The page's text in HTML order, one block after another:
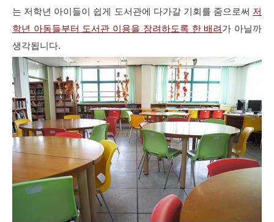
는 저학년 아이들이 쉽게 도서관에 다가갈 기회를 줌으로써 저
학년 아동들부터 도서관 이용을 장려하도록 한 배려가 아닐까
생각됩니다.